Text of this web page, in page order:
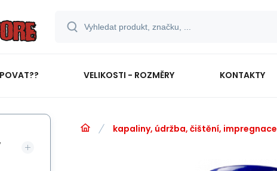
VELIKOSTI - ROZMĚRY KONTAKTY
kapaliny, údržba, čištění, impregnace